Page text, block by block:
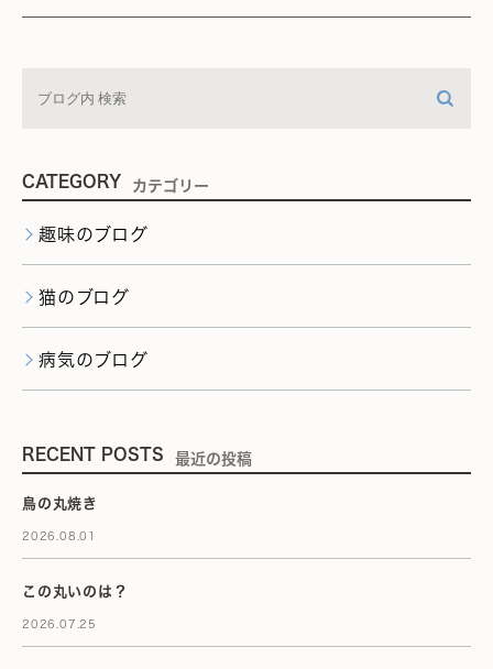
CATEGORY カテゴリー
趣味のブログ
猫のブログ
病気のブログ
RECENT POSTS 最近の投稿
鳥の丸焼き
2026.08.01
この丸いのは？
2026.07.25